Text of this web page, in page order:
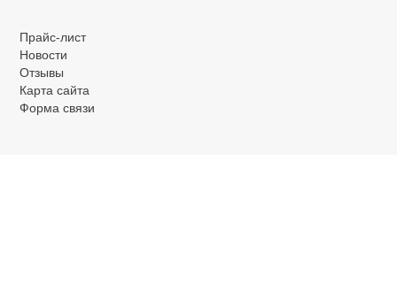
Прайс-лист
Новости
Отзывы
Карта сайта
Форма связи